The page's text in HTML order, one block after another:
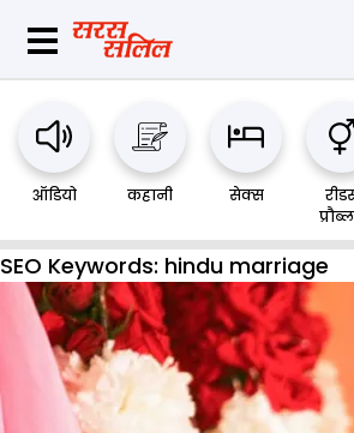
ऑडियो कहानी सेक्स
SEO Keywords: hindu marriage